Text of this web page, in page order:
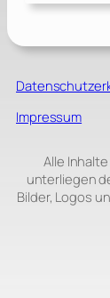
Impressum
Alle
unterliegen
Bilder, Logos